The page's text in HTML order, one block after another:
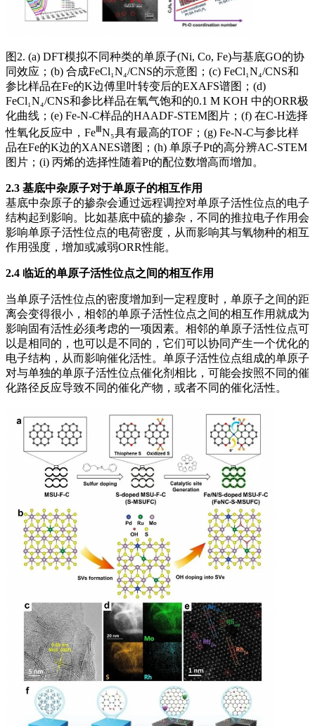
图2. (a) DFT模拟不同种类的单原子(Ni, Co, Fe)与基底GO的协
同效应；(b) 合成FeCl₁N₄/CNS的示意图；(c) FeCl₁N₄/CNS和
参比样品在Fe的K边傅里叶转变后的EXAFS谱图；(d)
FeCl₁N₄/CNS和参比样品在氧气饱和的0.1 M KOH 中的ORR极
化曲线；(e) Fe-N-C样品的HAADF-STEM图片；(f) 在C-H选择
性氧化反应中，FeⅢN₅具有最高的TOF；(g) Fe-N-C与参比样
品在Fe的K边的XANES谱图；(h) 单原子Pt的高分辨AC-STEM
图片；(i) 丙烯的选择性随着Pt的配位数增高而增加。
2.3 基底中杂原子对于单原子的相互作用
基底中杂原子的掺杂会通过远程调控对单原子活性位点的电子
结构起到影响。比如基底中硫的掺杂，不同的推拉电子作用会
影响单原子活性位点的电荷密度，从而影响其与氧物种的相互
作用强度，增加或减弱ORR性能。
2.4 临近的单原子活性位点之间的相互作用
当单原子活性位点的密度增加到一定程度时，单原子之间的距
离会变得很小，相邻的单原子活性位点之间的相互作用就成为
影响固有活性必须考虑的一项因素。相邻的单原子活性位点可
以是相同的，也可以是不同的，它们可以协同产生一个优化的
电子结构，从而影响催化活性。单原子活性位点组成的单原子
对与单独的单原子活性位点催化剂相比，可能会按照不同的催
化路径反应导致不同的催化产物，或者不同的催化活性。